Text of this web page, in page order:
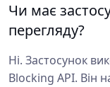
Чи має
перегляду?
Ні. Застосунок
Blocking API. Він